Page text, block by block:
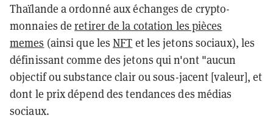
Thaïlande a ordonné aux échanges de crypto-
monnaies deretirer de la cotation les pièces
memes (ainsi que lesNFT et les jetons sociaux), les
définissant comme des jetons qui n'ont "aucun
objectif ou substance clair ou sous-jacent [valeur], et
dont le prix dépend des tendances des médias
sociaux.